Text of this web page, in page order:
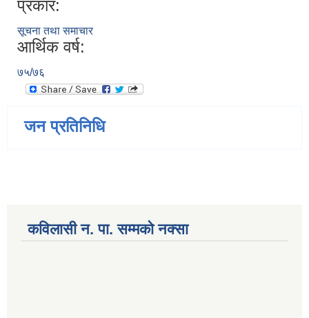
प्रकार:
सूचना तथा समाचार
आर्थिक वर्ष:
७५/७६
जन प्रतिनिधि
कविलासी न. पा. सम्मकाे नक्सा